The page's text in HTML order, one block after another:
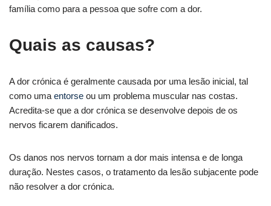
família como para a pessoa que sofre com a dor.
Quais as causas?
A dor crónica é geralmente causada por uma lesão inicial, tal
como uma entorse ou um problema muscular nas costas.
Acredita-se que a dor crónica se desenvolve depois de os
nervos ficarem danificados.
Os danos nos nervos tornam a dor mais intensa e de longa
duração. Nestes casos, o tratamento da lesão subjacente pode
não resolver a dor crónica.